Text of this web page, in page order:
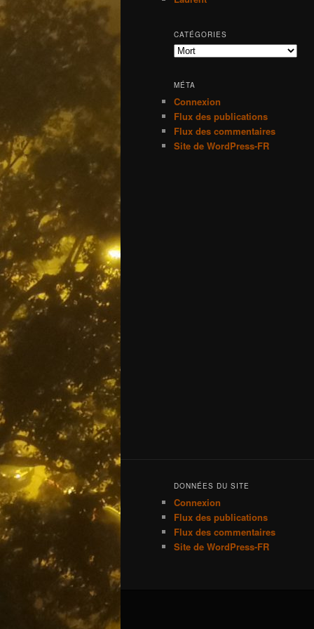
CATÉGORIES
Catégories
MÉTA
Connexion
Flux des publications
Flux des commentaires
Site de WordPress-FR
DONNÉES DU SITE
Connexion
Flux des publications
Flux des commentaires
Site de WordPress-FR